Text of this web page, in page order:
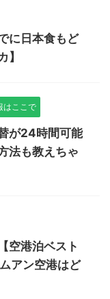
に日本食もど
】
はここで
が24時間可能
法も教えちゃ
空港泊ベスト
アン空港はど